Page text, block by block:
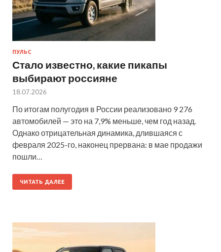
ПУЛЬС
Стало известно, какие пикапы
выбирают россияне
18.07.2026
По итогам полугодия в России реализовано 9 276
автомобилей — это на 7,9% меньше, чем год назад.
Однако отрицательная динамика, длившаяся с
февраля 2025-го, наконец прервана: в мае продажи
пошли…
ЧИТАТЬ ДАЛЕЕ